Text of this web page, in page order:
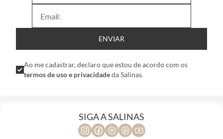
ENVIAR
Ao me cadastrar, declaro que estou de acordo com os
termos de uso e privacidadeda Salinas.
SIGA A SALINAS